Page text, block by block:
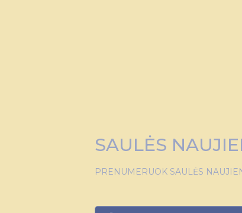
SAULĖS
PRENUMERUOK SAULĖS